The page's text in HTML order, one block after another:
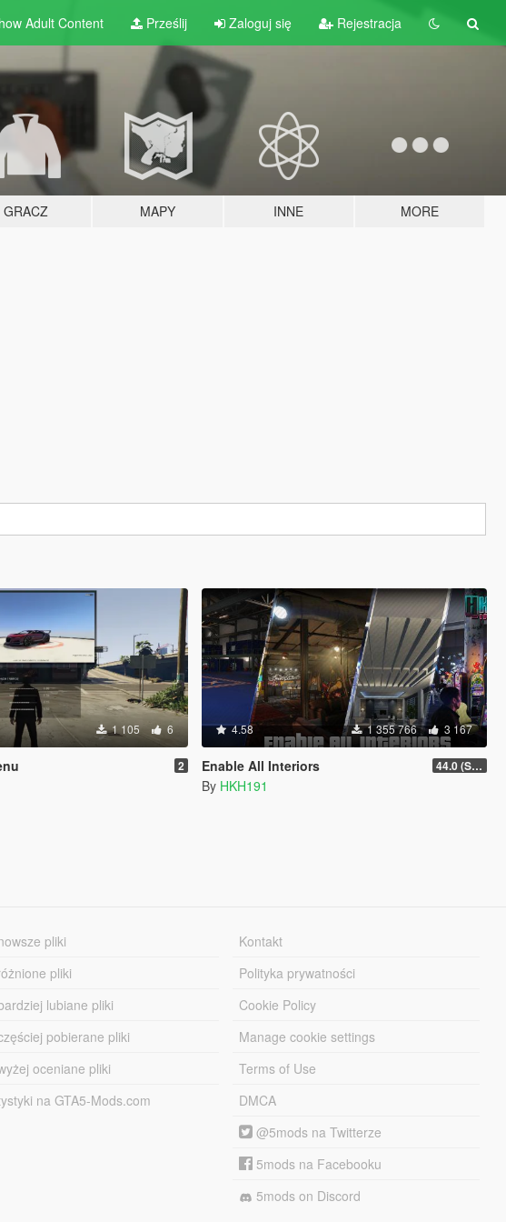
AdultContent Prześlij Zaloguj się Rejestracja
GRACZ MAPY INNE MORE
1 105 6
2
4.58 1 355 766 3 167
Enable All Interiors 44.0 (Sniper Zoom Crash Fix)
By HKH191
pliki
pliki
lubiane pliki
pobierane pliki
oceniane pliki
na GTA5-Mods.com
Kontakt
Polityka prywatności
Cookie Policy
Manage cookie settings
Terms of Use
DMCA
@5mods na Twitterze
5mods na Facebooku
5mods on Discord